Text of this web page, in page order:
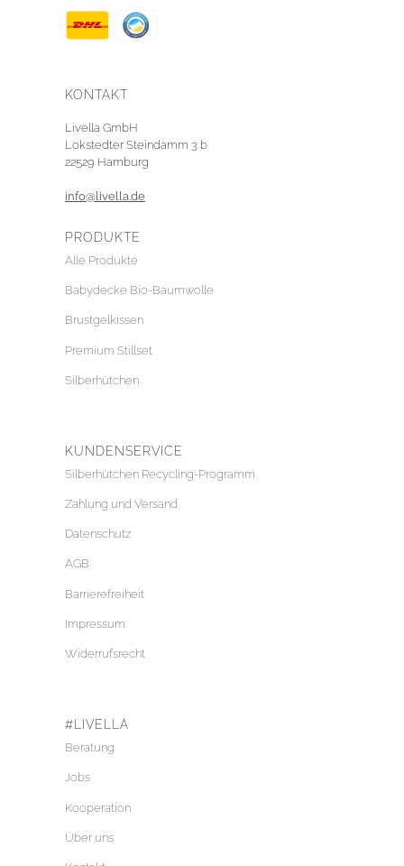
KONTAKT
Livella GmbH
Lokstedter Steindamm 3 b
22529 Hamburg
info@livella.de
PRODUKTE
Alle Produkte
Babydecke Bio-Baumwolle
Brustgelkissen
Premium Stillset
Silberhütchen
KUNDENSERVICE
Silberhütchen Recycling-Programm
Zahlung und Versand
Datenschutz
AGB
Barrierefreiheit
Impressum
Widerrufsrecht
#LIVELLA
Beratung
Jobs
Kooperation
Über uns